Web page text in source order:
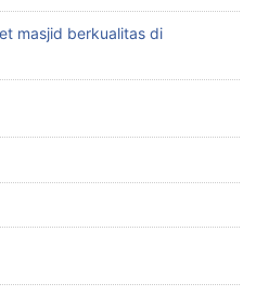
masjid berkualitas di